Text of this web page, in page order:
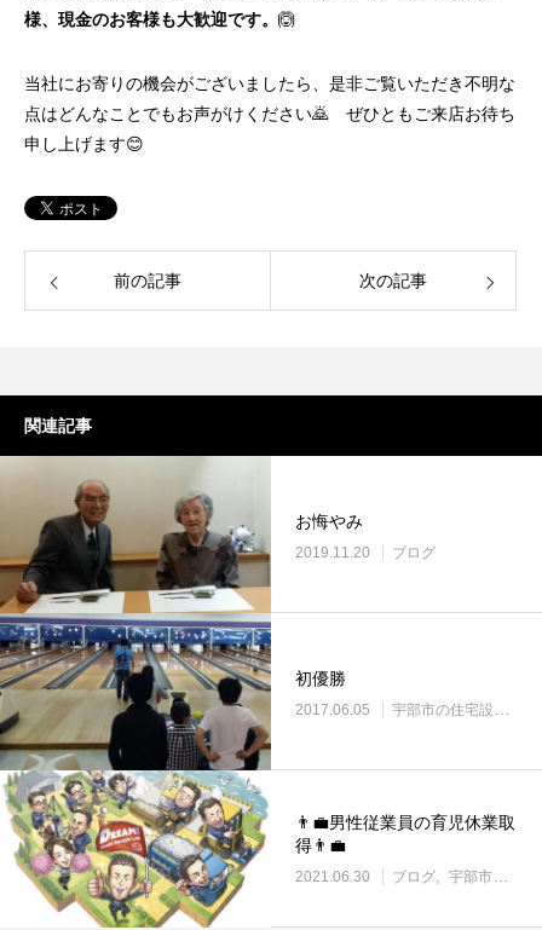
様、現金のお客様も大歓迎です。 🙆
当社にお寄りの機会がございましたら、是非ご覧いただき不明な
点はどんなことでもお声がけください🙇 ぜひともご来店お待ち
申し上げます😊
前の記事 次の記事
関連記事
お悔やみ
2019.11.20 ブログ
初優勝
2017.06.05 宇部市の住宅設備・管材料販売
👨‍💼男性従業員の育児休業取
得👨‍💼
2021.06.30 ブログ 宇部市働き方改革に取り組む企業